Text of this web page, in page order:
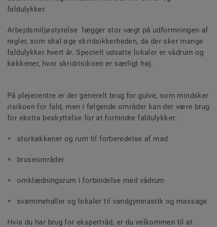
faldulykker.
Arbejdsmiljøstyrelse lægger stor vægt på udformningen af
regler, som skal øge skridsikkerheden, da der sker mange
faldulykker hvert år. Specielt udsatte lokaler er vådrum og
køkkener, hvor skridrisikoen er særligt høj.
På plejecentre er der generelt brug for gulve, som mindsker
risikoen for fald, men i følgende områder kan der være brug
for ekstra beskyttelse for at forhindre faldulykker:
storkøkkener og rum til forberedelse af mad
bruseområder
omklædningsrum i forbindelse med vådrum
svømmehaller og lokaler til vandgymnastik og massage
Hvis du har brug for ekspertråd, er du velkommen til at